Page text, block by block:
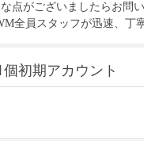
点がございましたらお問
全員スタッフが迅速、丁
初期アカウント